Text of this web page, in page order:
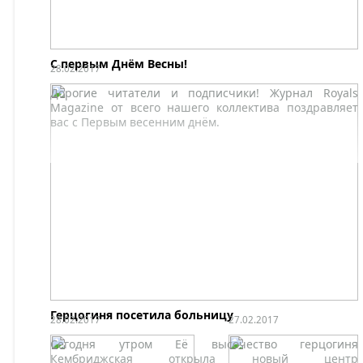
С первым Днём Весны!
Дорогие читатели и подписчики! Журнал Royals
Magazine от всего нашего коллектива поздравляет
вас с Первым весенним днём.
28.02.2017
Герцогиня посетила больницу
Сегодня утром Её высочество герцогиня
Кембриджская открыла новый центр
28.02.2017 27.02.2017